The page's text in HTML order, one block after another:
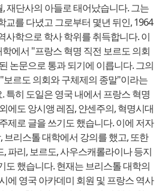
재단사의 아들로 태어났습니다. 그는
교를 다녔고 그로부터 몇년 뒤인, 1964
사학으로 학사 학위를 취득합니다. 이
에서 "프랑스 혁명 직전 보르도 의회
논문으로 통과 되기에 이릅니다. 그의
보르도 의회와 구체제의 종말"이라는
특히 도일은 영국 내에서 프랑스 혁명
에도 앙시앵 레짐, 얀센주의, 혁명시대
제로 글을 쓰기도 했습니다. 이에 저자
브리스톨 대학에서 강의를 했고, 또한
파리, 보르도, 사우스캐롤라이나 등지
도 했습니다. 현재는 브리스톨 대학의
에 영국 아카데미 회원 및 프랑스 역사